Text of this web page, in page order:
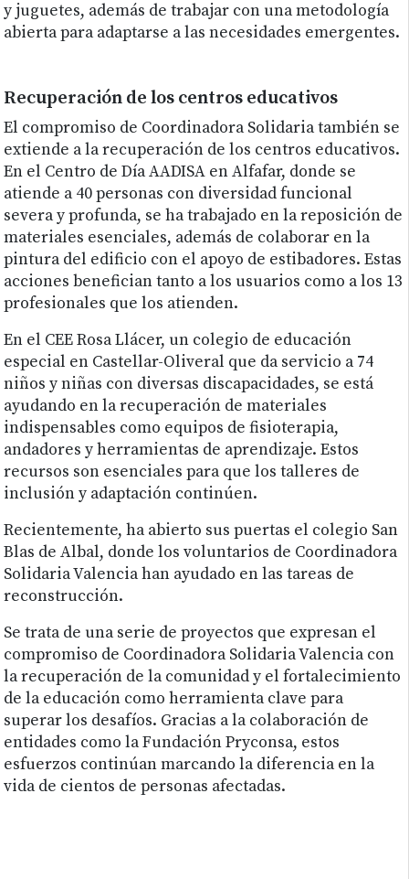
y juguetes, además de trabajar con una metodología
abierta para adaptarse a las necesidades emergentes.
Recuperación de los centros educativos
El compromiso de Coordinadora Solidaria también se
extiende a la recuperación de los centros educativos.
En el Centro de Día AADISA en Alfafar, donde se
atiende a 40 personas con diversidad funcional
severa y profunda, se ha trabajado en la reposición de
materiales esenciales, además de colaborar en la
pintura del edificio con el apoyo de estibadores. Estas
acciones benefician tanto a los usuarios como a los 13
profesionales que los atienden.
En el CEE Rosa Llácer, un colegio de educación
especial en Castellar-Oliveral que da servicio a 74
niños y niñas con diversas discapacidades, se está
ayudando en la recuperación de materiales
indispensables como equipos de fisioterapia,
andadores y herramientas de aprendizaje. Estos
recursos son esenciales para que los talleres de
inclusión y adaptación continúen.
Recientemente, ha abierto sus puertas el colegio San
Blas de Albal, donde los voluntarios de Coordinadora
Solidaria Valencia han ayudado en las tareas de
reconstrucción.
Se trata de una serie de proyectos que expresan el
compromiso de Coordinadora Solidaria Valencia con
la recuperación de la comunidad y el fortalecimiento
de la educación como herramienta clave para
superar los desafíos. Gracias a la colaboración de
entidades como la Fundación Pryconsa, estos
esfuerzos continúan marcando la diferencia en la
vida de cientos de personas afectadas.